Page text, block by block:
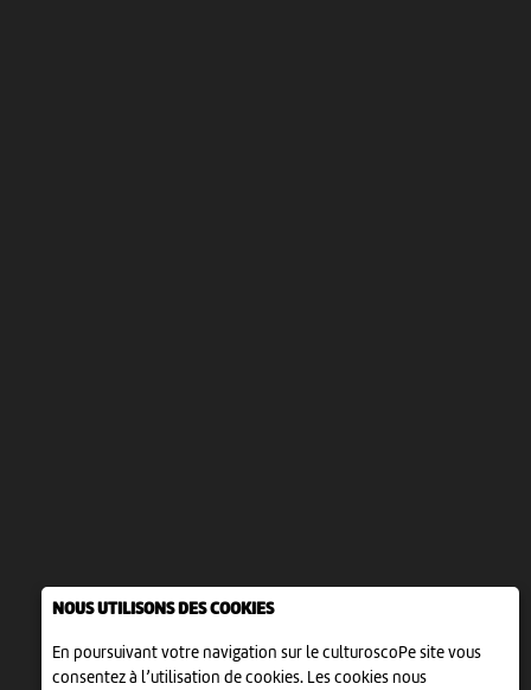
NOUS UTILISONS DES COOKIES
En poursuivant votre navigation sur le culturoscoPe site vous
consentez à l’utilisation de cookies. Les cookies nous